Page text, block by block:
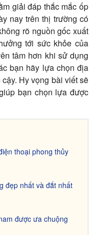
giải đáp thắc mắc ốp
nay trên thị trường có
rõ nguồn gốc xuất
tới sức khỏe của
tâm hơn khi sử dụng
bạn hãy lựa chọn địa
Hy vọng bài viết sẽ
bạn chọn lựa được
thoại phong thủy
đẹp nhất và đắt nhất
được ưa chuộng